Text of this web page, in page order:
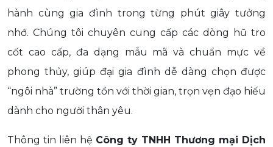
hành cùng gia đình trong từng phút giây tưởng
nhớ. Chúng tôi chuyên cung cấp các dòng hũ tro
cốt cao cấp, đa dạng mẫu mã và chuẩn mực về
phong thủy, giúp đại gia đình dễ dàng chọn được
“ngôi nhà” trường tồn với thời gian, trọn vẹn đạo hiếu
dành cho người thân yêu.
Thông tin liên hệ Công ty TNHH Thương mại Dịch